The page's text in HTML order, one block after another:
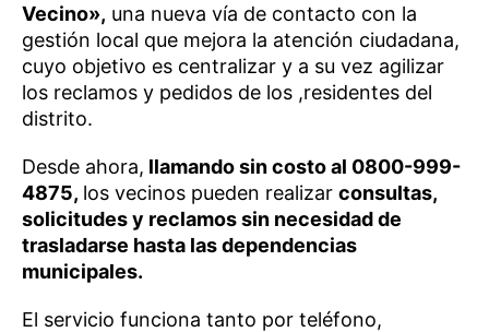
Vecino», una nueva vía de contacto con la
gestión local que mejora la atención ciudadana,
cuyo objetivo es centralizar y a su vez agilizar
los reclamos y pedidos de los ,residentes del
distrito.
Desde ahora, llamando sin costo al 0800-999-
4875, los vecinos pueden realizar consultas,
solicitudes y reclamos sin necesidad de
trasladarse hasta las dependencias
municipales.
El servicio funciona tanto por teléfono,